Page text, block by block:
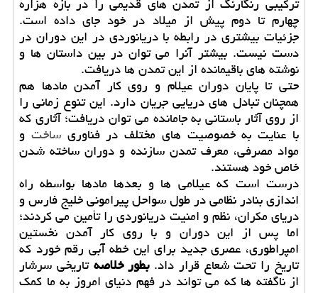
چهارم تا دوم پیش از میلاد در خود جای داده است.
جزئیات بیشتری در رابطه با دریانوردی در این دوران در
دست نیست. بیشتر آنرا می توان در بین داستان ها و
نوشته های باقیمانده از این تمدن ها دریافت.
حتی تا پایان دوران عیلام و روی کار آمدن مادها هم
همچنان تبادل های دریایی جریان دارد. این تنوع زمانی را
از روی آثار باستانی به جامانده می توان دریافت؛ آثاری که
با عنایت به خصوصیت های مختلف در فناوریساخت و
مواد مصرفی، معرف تمدن سازنده و دوران ساخته شدن
خاص خود هستند.
درست است که عیلامی ها و بعدها مادها بواسطه راه
اندازی بنادر نظامی در طول سواحل پیرامونی خلیج فارس و
دریای مکران، نظم و امنیت دریانوردی را تأمین می کردند؛
اما پس از این دوران و با روی کار آمدن نخستین
امپراطوری، عصری جدید برای این خطه آبی رقم خورد که
تاریخ را تحت شعاع قرار داد.بطور خلاصهتاریخی سرشار
از ناگفته ها که می تواند در فهم دنیای امروز به ما کمک